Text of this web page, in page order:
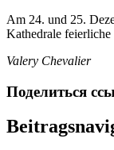
Am 24. und 25.
Kathedrale feierliche
Valery Chevalier
Поделиться